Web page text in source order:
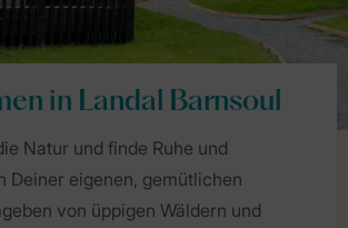
in Landal Barnsoul
Natur und finde Ruhe und
Deiner eigenen, gemütlichen
von üppigen Wäldern und